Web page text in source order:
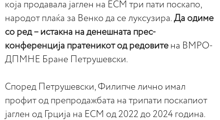
која продавала јаглен на ЕСМ три пати поскапо,
народот плаќа за Венко да се луксузира. Да одиме
со ред – истакна на денешната прес-
конференција пратеникот од редовите на ВМРО-
ДПМНЕ Бране Петрушевски.
Според Петрушевски, Филипче лично имал
профит од препродажбата на трипати поскапиот
јаглен од Грција на ЕСМ од 2022 до 2024 година.